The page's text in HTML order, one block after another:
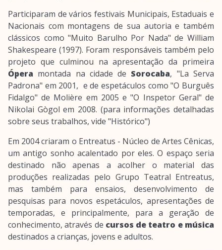
Participaram de vários festivais Municipais, Estaduais e
Nacionais com montagens de sua autoria e também
clássicos como "Muito Barulho Por Nada" de William
Shakespeare (1997). Foram responsáveis também pelo
projeto que culminou na apresentação da primeira
Ópera montada na cidade de Sorocaba, "La Serva
Padrona" em 2001, e de espetáculos como "O Burguês
Fidalgo" de Molière em 2005 e "O Inspetor Geral" de
Nikolai Gògol em 2008. (para informações detalhadas
sobre seus trabalhos, vide "Histórico")
Em 2004 criaram o Entreatus - Núcleo de Artes Cênicas,
um antigo sonho acalentado por eles. O espaço seria
destinado não apenas a acolher o material das
produções realizadas pelo Grupo Teatral Entreatus,
mas também para ensaios, desenvolvimento de
pesquisas para novos espetáculos, apresentações de
temporadas, e principalmente, para a geração de
conhecimento, através de cursos de teatro e música
destinados a crianças, jovens e adultos.